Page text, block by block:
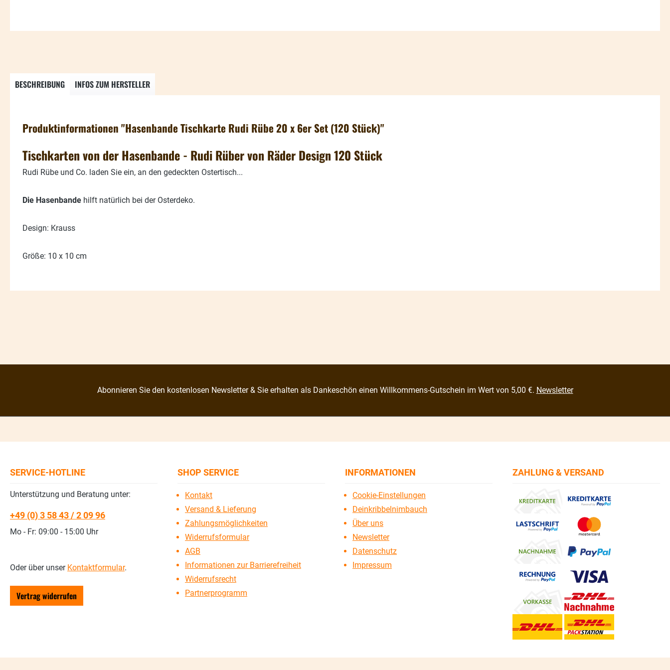
BESCHREIBUNG INFOS ZUM HERSTELLER
Produktinformationen "Hasenbande Tischkarte Rudi Rübe 20 x 6er Set (120 Stück)"
Tischkarten von der Hasenbande - Rudi Rüber von Räder Design 120 Stück
Rudi Rübe und Co. laden Sie ein, an den gedeckten Ostertisch...
Die Hasenbande hilft natürlich bei der Osterdeko.
Design: Krauss
Größe: 10 x 10 cm
Abonnieren Sie den kostenlosen Newsletter & Sie erhalten als Dankeschön einen Willkommens-Gutschein im Wert von 5,00 €. Newsletter
SERVICE-HOTLINE
Unterstützung und Beratung unter:
+49 (0) 3 58 43 / 2 09 96
Mo - Fr: 09:00 - 15:00 Uhr
Oder über unser Kontaktformular.
Vertrag widerrufen
SHOP SERVICE
Kontakt
Versand & Lieferung
Zahlungsmöglichkeiten
Widerrufsformular
AGB
Informationen zur Barrierefreiheit
Widerrufsrecht
Partnerprogramm
INFORMATIONEN
Cookie-Einstellungen
Deinkribbelnimbauch
Über uns
Newsletter
Datenschutz
Impressum
ZAHLUNG & VERSAND